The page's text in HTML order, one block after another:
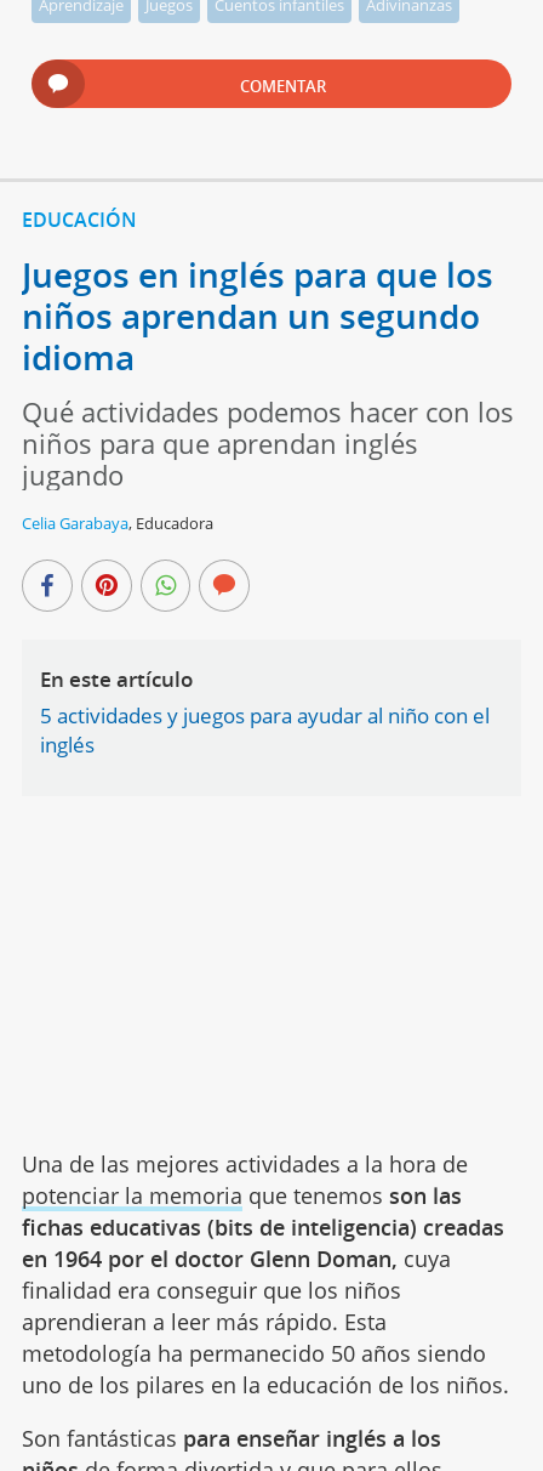
Aprendizaje Juegos Cuentos infantiles Adivinanzas
COMENTAR
EDUCACIÓN
Juegos en inglés para que los
niños aprendan un segundo
idioma
Qué actividades podemos hacer con los
niños para que aprendan inglés
jugando
Celia Garabaya, Educadora
En este artículo
5 actividades y juegos para ayudar al niño con el
inglés
Una de las mejores actividades a la hora de
potenciar la memoria que tenemos son las
fichas educativas (bits de inteligencia) creadas
en 1964 por el doctor Glenn Doman, cuya
finalidad era conseguir que los niños
aprendieran a leer más rápido. Esta
metodología ha permanecido 50 años siendo
uno de los pilares en la educación de los niños.
Son fantásticas para enseñar inglés a los